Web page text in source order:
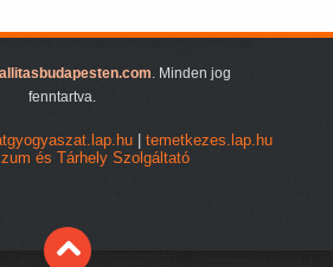
. Minden jog
fenntartva.
temetkezes.lap.hu
és Tárhely Szolgáltató